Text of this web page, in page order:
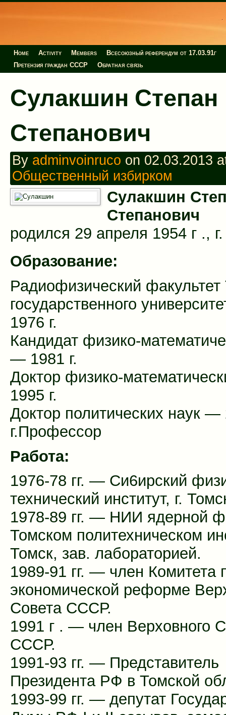
Home Activity Members Всесоюзный референдум от 17.03.91г
Претензия граждан СССР
Обратная связь
Сулакшин Степан
Степанович
By adminvoinruco on 02.03.2013
Общественный избирком
Сулакшин
Степанович
родился 29 апреля 1954 г .,
Образование:
Радиофизический факультет
государственного
1976 г.
Кандидат физико-
— 1981 г.
Доктор физико-
1995 г.
Доктор политических наук —
г.Профессор
Работа:
1976-78 гг. — Си6ирский
технический институт, г.
1978-89 гг. — НИИ ядерной
Томском политехническом
Томск, зав. лабораторией.
1989-91 гг. — член Комитета
экономической реформе
Совета СССР.
1991 г . — член Верховного
СССР.
1991-93 гг. — Представитель
Президента РФ в Томской
1993-99 гг. — депутат